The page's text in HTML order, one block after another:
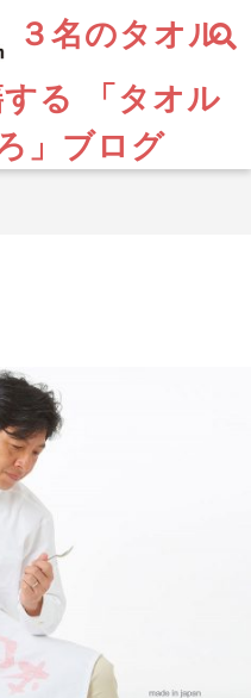
３名のタオル
る 「タオル
」ブログ